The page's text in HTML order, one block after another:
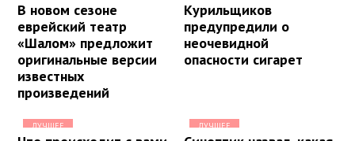
В новом сезоне
еврейский театр
«Шалом» предложит
оригинальные версии
известных
произведений
Курильщиков
предупредили о
неочевидной
опасности сигарет
ЛУЧШЕЕ ЛУЧШЕЕ